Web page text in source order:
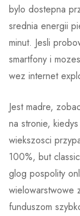
bylo dostepna
srednia energii
minut. Jesli
smartfony i
wez internet
Jest madre,
na stronie,
wiekszosci
100%, but
glog pospolity
wielowarstwowe
funduszom